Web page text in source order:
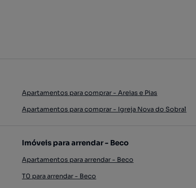
Apartamentos para comprar - Areias e Pias
Apartamentos para comprar - Igreja Nova do Sobral
Imóveis para arrendar - Beco
Apartamentos para arrendar - Beco
T0 para arrendar - Beco